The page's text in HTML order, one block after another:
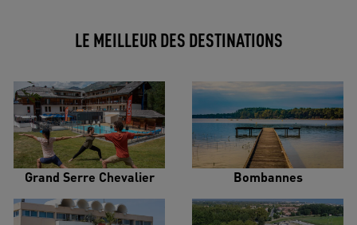
LE MEILLEUR DES DESTINATIONS
Grand Serre Chevalier Bombannes